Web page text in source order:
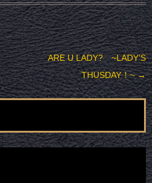
ARE U LADY? ~LADY’S
THUSDAY！~→